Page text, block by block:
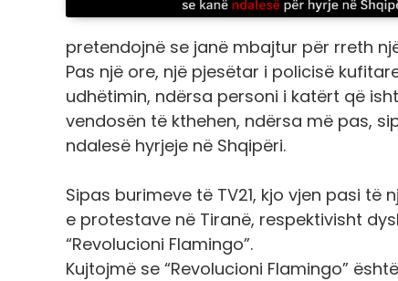
pretendojnë se janë mbajtur për rreth
Pas një ore, një pjesëtar i policisë
udhëtimin, ndërsa personi i katërt që
vendosën të kthehen, ndërsa më pas,
ndalesë hyrjeje në Shqipëri.
Sipas burimeve të TV21, kjo vjen pasi
e protestave në Tiranë, respektivisht
“Revolucioni Flamingo”.
Kujtojmë se “Revolucioni Flamingo”